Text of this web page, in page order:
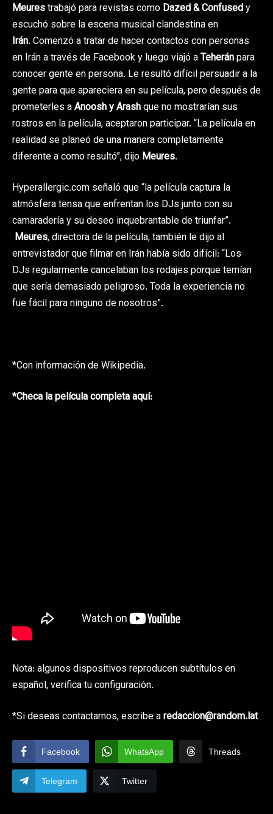
Meurestrabajó para revistas como Dazed & Confusedy
escuchó sobre la escena musical clandestina en
Irán. Comenzó a tratar de hacer contactos con personas
en Irán a través de Facebook y luego viajó aTeheránpara
conocer gente en persona. Le resultó difícil persuadir a la
gente para que apareciera en su película, pero después de
prometerles aAnoosh y Arashque no mostrarían sus
rostros en la película, aceptaron participar. “La película en
realidad se planeó de una manera completamente
diferente a como resultó”, dijo Meures.
Hyperallergic.com señaló que “la película captura la
atmósfera tensa que enfrentan los DJs junto con su
camaradería y su deseo inquebrantable de triunfar”.
Meures, directora de la película, también le dijo al
entrevistador que filmar en Irán había sido difícil: “Los
DJs regularmente cancelaban los rodajes porque temían
que sería demasiado peligroso. Toda la experiencia no
fue fácil para ninguno de nosotros”.
*Con información de Wikipedia.
*Checa la película completa aquí:
Nota: algunos dispositivos reproducen subtítulos en
español, verifica tu configuración.
*Si deseas contactarnos, escribe aredaccion@random.lat
Facebook WhatsApp Threads
Telegram Twitter